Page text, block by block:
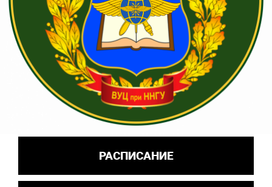
РАСПИСАНИЕ